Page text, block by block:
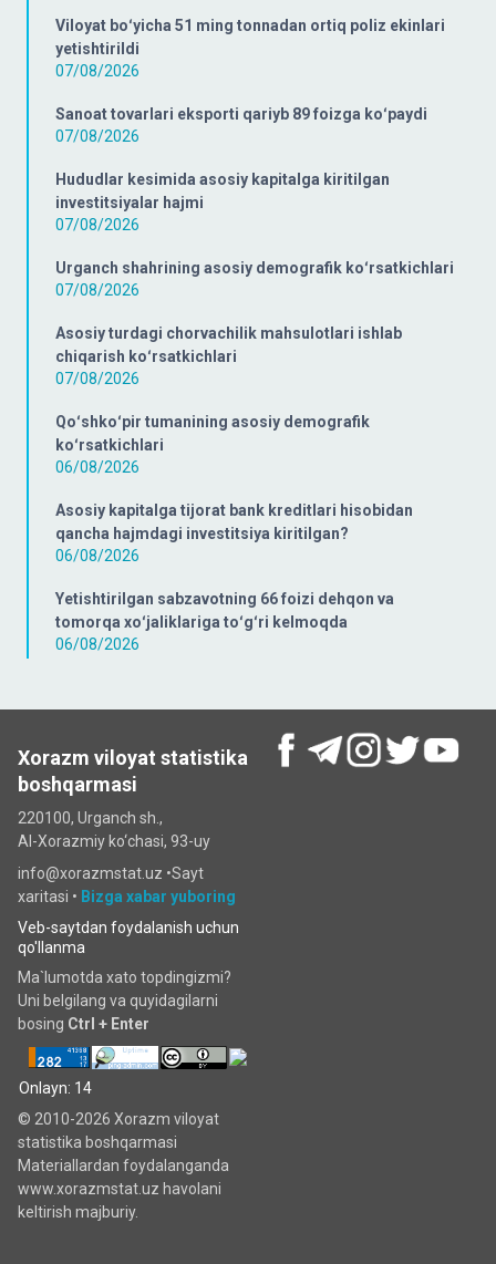
Viloyat boʻyicha 51 ming tonnadan ortiq poliz ekinlari
yetishtirildi
07/08/2026
Sanoat tovarlari eksporti qariyb 89 foizga koʻpaydi
07/08/2026
Hududlar kesimida asosiy kapitalga kiritilgan
investitsiyalar hajmi
07/08/2026
Urganch shahrining asosiy demografik koʻrsatkichlari
07/08/2026
Asosiy turdagi chorvachilik mahsulotlari ishlab
chiqarish koʻrsatkichlari
07/08/2026
Qoʻshkoʻpir tumanining asosiy demografik
koʻrsatkichlari
06/08/2026
Asosiy kapitalga tijorat bank kreditlari hisobidan
qancha hajmdagi investitsiya kiritilgan?
06/08/2026
Yetishtirilgan sabzavotning 66 foizi dehqon va
tomorqa xoʻjaliklariga toʻgʻri kelmoqda
06/08/2026
Xorazm viloyat statistika
boshqarmasi
220100, Urganch sh.,
Al-Xorazmiy ko‘chаsi, 93-uy
info@xorazmstat.uz •Sayt
xaritasi • Bizga xabar yuboring
Veb-saytdan foydalanish uchun
qo'llanma
Ma`lumotda xato topdingizmi?
Uni belgilang va quyidagilarni
bosing Ctrl + Enter
Onlayn: 14
© 2010-2026 Xorazm viloyat
statistika boshqarmasi
Materiallardan foydalanganda
www.xorazmstat.uz havolani
keltirish majburiy.